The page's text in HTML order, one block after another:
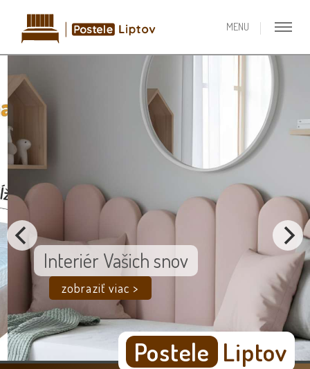
Interiér Vašich snov
zobraziť viac >
Postele Liptov